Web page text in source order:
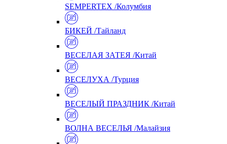
SEMPERTEX /Колумбия
БИКЕЙ /Тайланд
ВЕСЕЛАЯ ЗАТЕЯ /Китай
ВЕСЕЛУХА /Турция
ВЕСЕЛЫЙ ПРАЗДНИК /Китай
ВОЛНА ВЕСЕЛЬЯ /Малайзия